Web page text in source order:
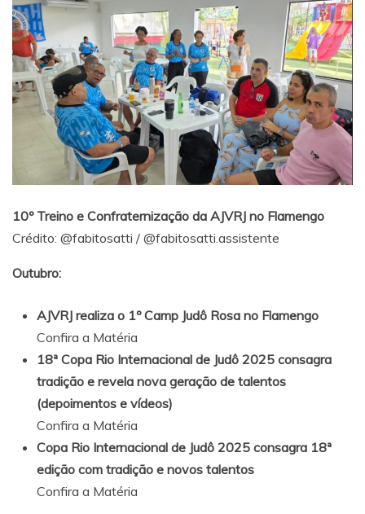
10º Treino e Confraternização da AJVRJ no Flamengo
Crédito: @fabitosatti / @fabitosatti.assistente
Outubro:
AJVRJ realiza o 1º Camp Judô Rosa no Flamengo
Confira a Matéria
18ª Copa Rio Internacional de Judô 2025 consagra
tradição e revela nova geração de talentos
(depoimentos e vídeos)
Confira a Matéria
Copa Rio Internacional de Judô 2025 consagra 18ª
edição com tradição e novos talentos
Confira a Matéria